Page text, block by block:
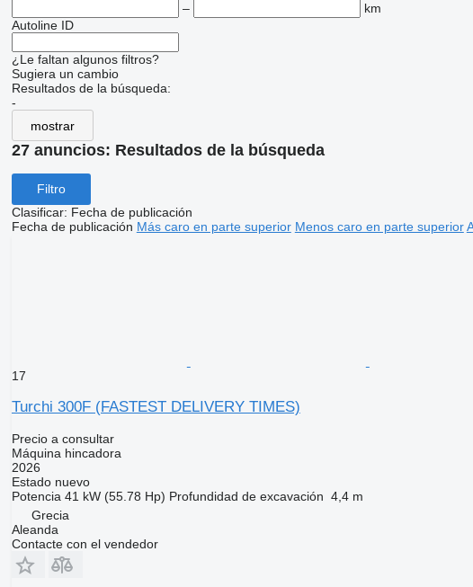
–
km
Autoline ID
¿Le faltan algunos filtros?
Sugiera un cambio
Resultados de la búsqueda:
-
mostrar
27 anuncios: Resultados de la búsqueda
Filtro
Clasificar: Fecha de publicación
Fecha de publicación Más caro en parte superior Menos caro en parte superior
17
Turchi 300F (FASTEST DELIVERY TIMES)
Precio a consultar
Máquina hincadora
2026
Estadonuevo
Potencia 41 kW (55.78 Hp) Profundidad de excavación 4,4 m
Grecia
Aleanda
Contacte con el vendedor